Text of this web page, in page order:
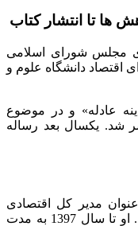
ها تا انتشار کتاب
های مجلس شورای اسلامی
اقتصاد دانشگاه علوم و
«مدینه عادله» و در موضوع
شد. یکسال بعد رساله
خاندوزی از سال 1392 به عنوان مدیر کل اقتصادی
مرکزی پژوهش های مجلس منصوب شد. او تا سال 1397 به مدت